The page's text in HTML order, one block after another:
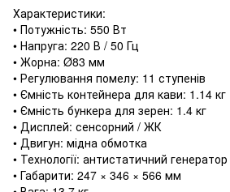
Характеристики:
• Потужність: 550 Вт
• Напруга: 220 В / 50 Гц
• Жорна: Ø83 мм
• Регулювання помелу: 11 ступенів
• Ємність контейнера для кави: 1.14 кг
• Ємність бункера для зерен: 1.4 кг
• Дисплей: сенсорний / ЖК
• Двигун: мідна обмотка
• Технології: антистатичний генератор
• Габарити: 247 × 346 × 566 мм